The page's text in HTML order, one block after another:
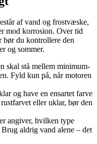
af vand og frostvæske,
mod korrosion. Over tid
bør du kontrollere den
og sommer.
skal stå mellem minimum-
Fyld kun på, når motoren
og have en ensartet farve
eller uklar, bør den
angiver, hvilken type
aldrig vand alene – det